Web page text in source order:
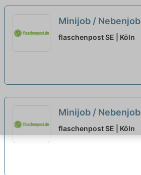
Minijob /
(m/w/d) neu
flaschenpost SE | Köln
Minijob /
(m/w/d) neu
flaschenpost SE | Köln